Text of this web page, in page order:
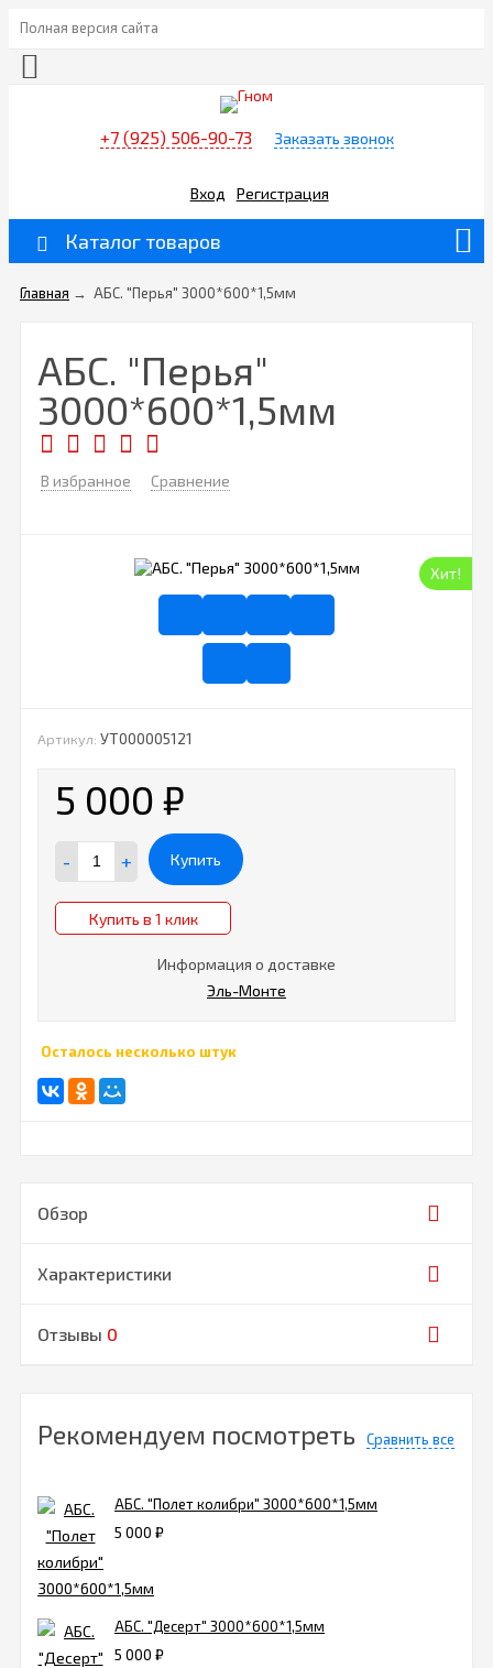
Полная версия сайта
+7 (925) 506-90-73 Заказать звонок
Вход Регистрация
Каталог товаров
Главная → АБС. "Перья" 3000*600*1,5мм
АБС. "Перья"
3000*600*1,5мм
В избранное Сравнение
Хит!
Артикул: УТ000005121
5 000 ₽
- + Купить
Купить в 1 клик
Информация о доставке
Эль-Монте
Осталось несколько штук
Обзор
Характеристики
Отзывы 0
Рекомендуем посмотреть Сравнить все
АБС. "Полет колибри" 3000*600*1,5мм
5 000 ₽
АБС. "Десерт" 3000*600*1,5мм
5 000 ₽